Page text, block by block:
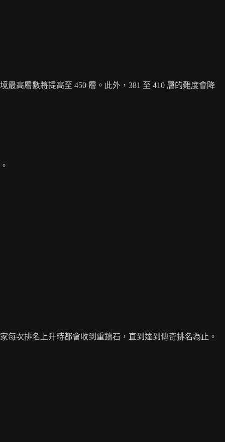
高層數將提高至 450 層。此外，381 至 410 層的難度會降
次排名上升時都會收到重鑄石，直到達到傳奇排名為止。